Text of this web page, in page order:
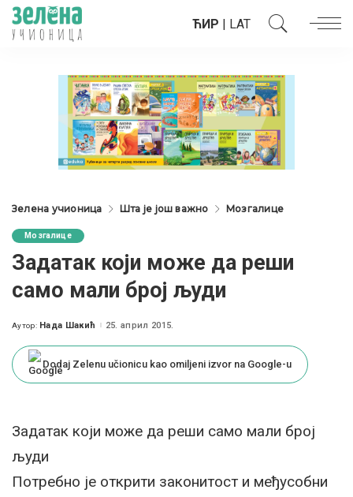
ЋИР | LAT
Зелена учионица Шта је још важно Мозгалице
Мозгалице
Задатак који може да реши
само мали број људи
Posted
Аутор: Нада Шакић 25. април 2015.
Dodaj Zelenu učionicu kao omiljeni izvor na Google-u
Задатак који може да реши само мали број
људи
Потребно је открити законитост и међусобни